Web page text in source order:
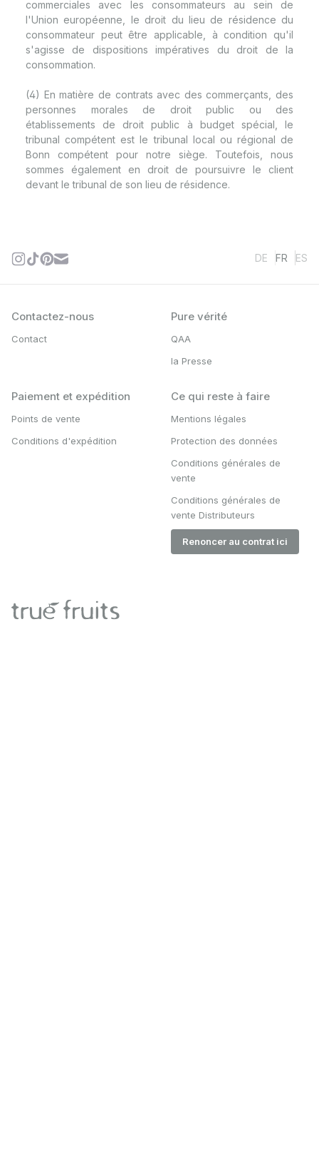
commerciales avec les consommateurs au sein de
l'Union européenne, le droit du lieu de résidence du
consommateur peut être applicable, à condition qu'il
s'agisse de dispositions impératives du droit de la
consommation.
(4) En matière de contrats avec des commerçants, des
personnes morales de droit public ou des
établissements de droit public à budget spécial, le
tribunal compétent est le tribunal local ou régional de
Bonn compétent pour notre siège. Toutefois, nous
sommes également en droit de poursuivre le client
devant le tribunal de son lieu de résidence.
DE FR ES
Contactez-nous
Contact
Pure vérité
QAA
la Presse
Paiement et expédition
Points de vente
Conditions d'expédition
Ce qui reste à faire
Mentions légales
Protection des données
Conditions générales de
vente
Conditions générales de
vente Distributeurs
Renoncer au contrat ici